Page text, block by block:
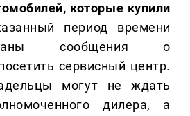
которые купили
период времени
сообщения о
сервисный центр.
могут не ждать
дилера, а